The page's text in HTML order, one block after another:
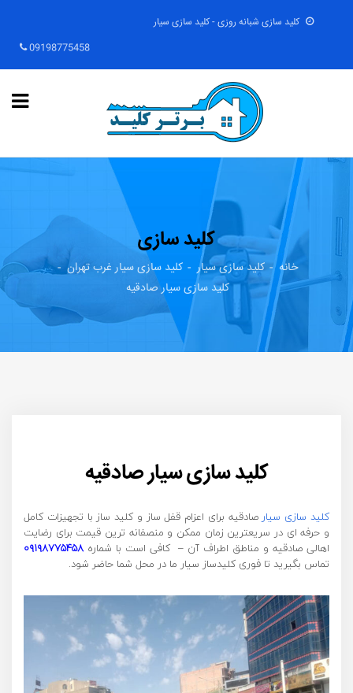
کلید سازی شبانه روزی - کلید سازی سیار
09198775458
کلید سازی
خانه کلید سازی سیار
کلید سازی سیار غرب تهران
کلید سازی سیار صادقیه
کلید سازی سیار صادقیه
کلید سازی سیار صادقیه برای اعزام قفل ساز و کلید ساز با تجهیزات کامل
و حرفه ای در سریعترین زمان ممکن و منصفانه ترین قیمت برای رضایت
اهالی صادقیه و مناطق اطراف آن – کافی است با شماره۰۹۱۹۸۷۷۵۴۵۸
تماس بگیرید تا فوری کلیدساز سیار ما در محل شما حاضر شود.